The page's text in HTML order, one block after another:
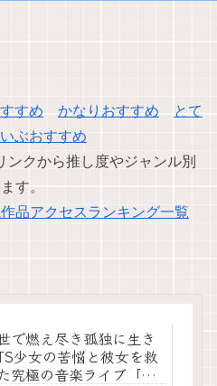
すめ かなりおすすめ
とて
ぶおすすめ
ンクから推し度やジャンル別
す。
品アクセスランキング一覧
で燃え尽き孤独に生き
少女の苦悩と彼女を救
究極の音楽ライブ「月